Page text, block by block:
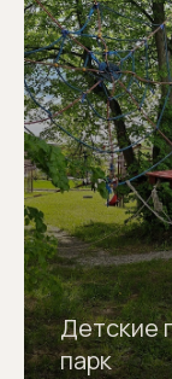
Детские
парк